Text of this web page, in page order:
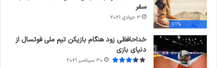
71%
سفر
3 جولای 2021
خداحافظی زود هنگام بازیکن تیم ملی فوتسال از
دنیای بازی
30 سپتامبر 2021